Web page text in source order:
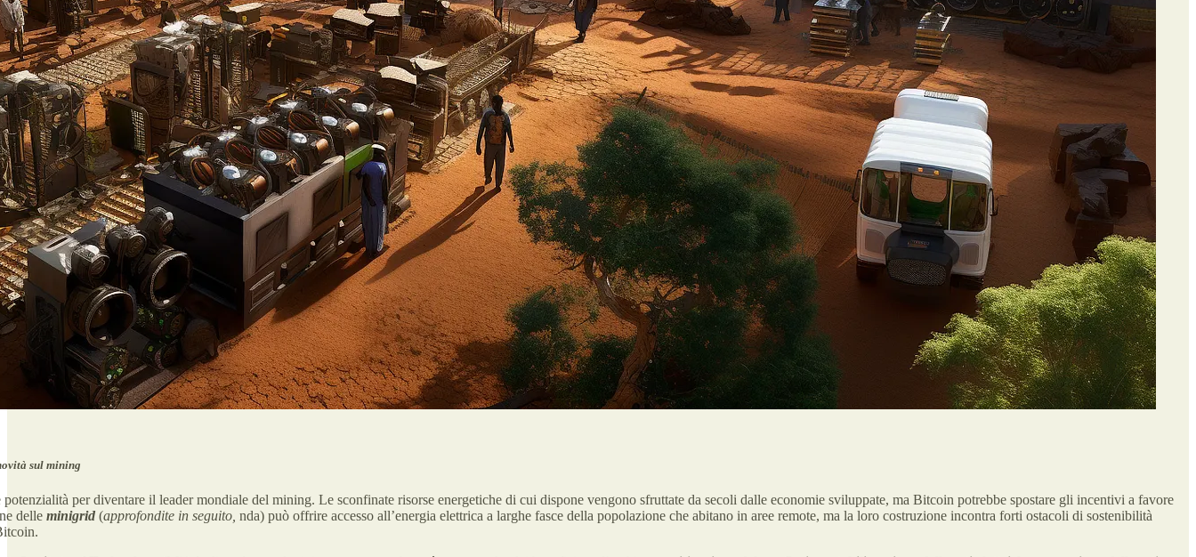
sul mining
per diventare il leader mondiale del mining. Le sconfinate risorse energetiche di cui dispone vengono sfruttate da secoli dalle economie sviluppate, ma Bitcoin potrebbe spostare gli incentivi a favore
delle minigrid (approfondite in seguito, nda) può offrire accesso all’energia elettrica a larghe fasce della popolazione che abitano in aree remote, ma la loro costruzione incontra forti ostacoli di sostenibilità